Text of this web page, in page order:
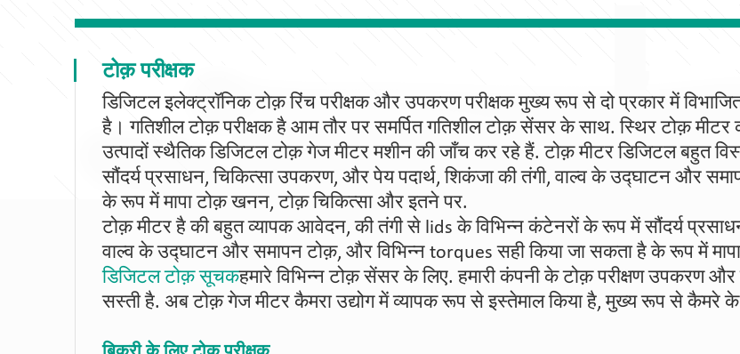
टोक़ परीक्षक
डिजिटल इलेक्ट्रॉनिक टोक़ रिंच परीक्षक और उपकरण परीक्षक मुख्य रूप से दो प्रकार में
है। गतिशील टोक़ परीक्षक है आम तौर पर समर्पित गतिशील टोक़ सेंसर के साथ. स्थिर टोक़
उत्पादों स्थैतिक डिजिटल टोक़ गेज मीटर मशीन की जाँच कर रहे हैं. टोक़ मीटर डिजिटल बहुत
सौंदर्य प्रसाधन, चिकित्सा उपकरण, और पेय पदार्थ, शिकंजा की तंगी, वाल्व के उद्घाटन और
के रूप में मापा टोक़ खनन, टोक़ चिकित्सा और इतने पर.
टोक़ मीटर है की बहुत व्यापक आवेदन, की तंगी से lids के विभिन्न कंटेनरों के रूप में सौंदर्य
वाल्व के उद्घाटन और समापन टोक़, और विभिन्न torques सही किया जा सकता है के रूप में
डिजिटल टोक़ सूचकहमारे विभिन्न टोक़ सेंसर के लिए. हमारी कंपनी के टोक़ परीक्षण उपकरण
सस्ती है. अब टोक़ गेज मीटर कैमरा उद्योग में व्यापक रूप से इस्तेमाल किया है, मुख्य रूप से कैमरे